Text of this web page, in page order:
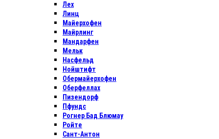
Лех
Линц
Майерхофен
Майрлинг
Мандарфен
Мельк
Насфельд
Нойштифт
Обермайерхофен
Оберфеллах
Пизендорф
Пфундс
Рогнер Бад Блюмау
Ройте
Сант-Антон